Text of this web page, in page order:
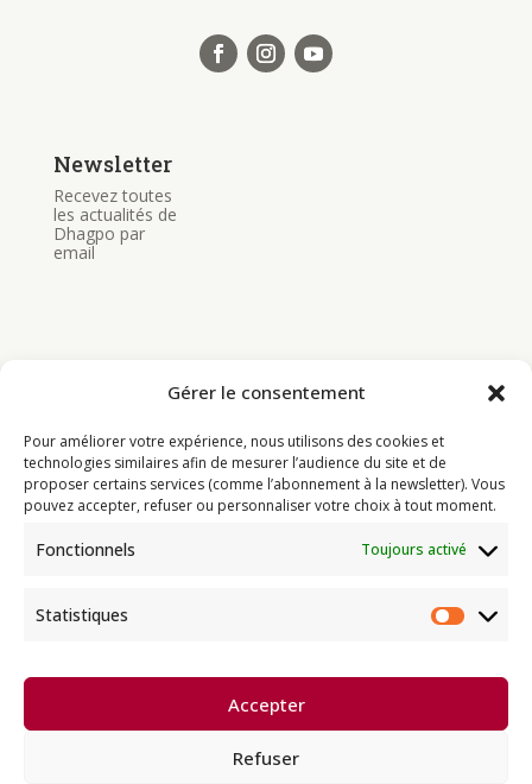
Gérer le consentement
Pour améliorer votre expérience, nous utilisons des cookies et
technologies similaires afin de mesurer l’audience du site et de
proposer certains services (comme l’abonnement à la newsletter). Vous
pouvez accepter, refuser ou personnaliser votre choix à tout moment.
Fonctionnels Toujours activé
Statistiques
Accepter
Refuser
Newsletter
Recevez toutes
les actualités de
Dhagpo par
email
Programme
Actualités
Ressources
Infos pratiques
direction spirituelle de Thayé
Dorjé, Sa Sainteté le XVII Gyalwa
lignée karma kagyü, est membre